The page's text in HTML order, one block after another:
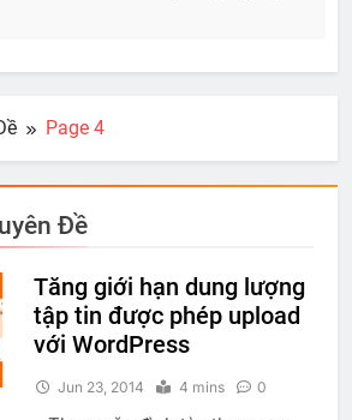
Page 4
Đề
Tăng giới hạn dung lượng
tập tin được phép upload
với WordPress
Jun 23, 2014 4 mins 0